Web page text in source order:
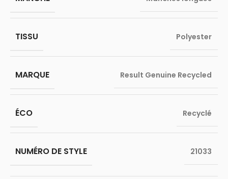
TISSU Polyester
MARQUE Result Genuine Recycled
ÉCO Recyclé
NUMÉRO DE STYLE 21033